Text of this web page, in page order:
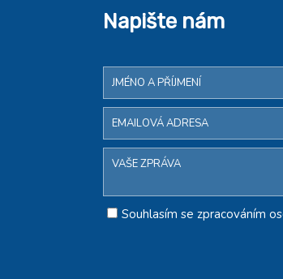
Napište nám
Souhlasím se zpracováním